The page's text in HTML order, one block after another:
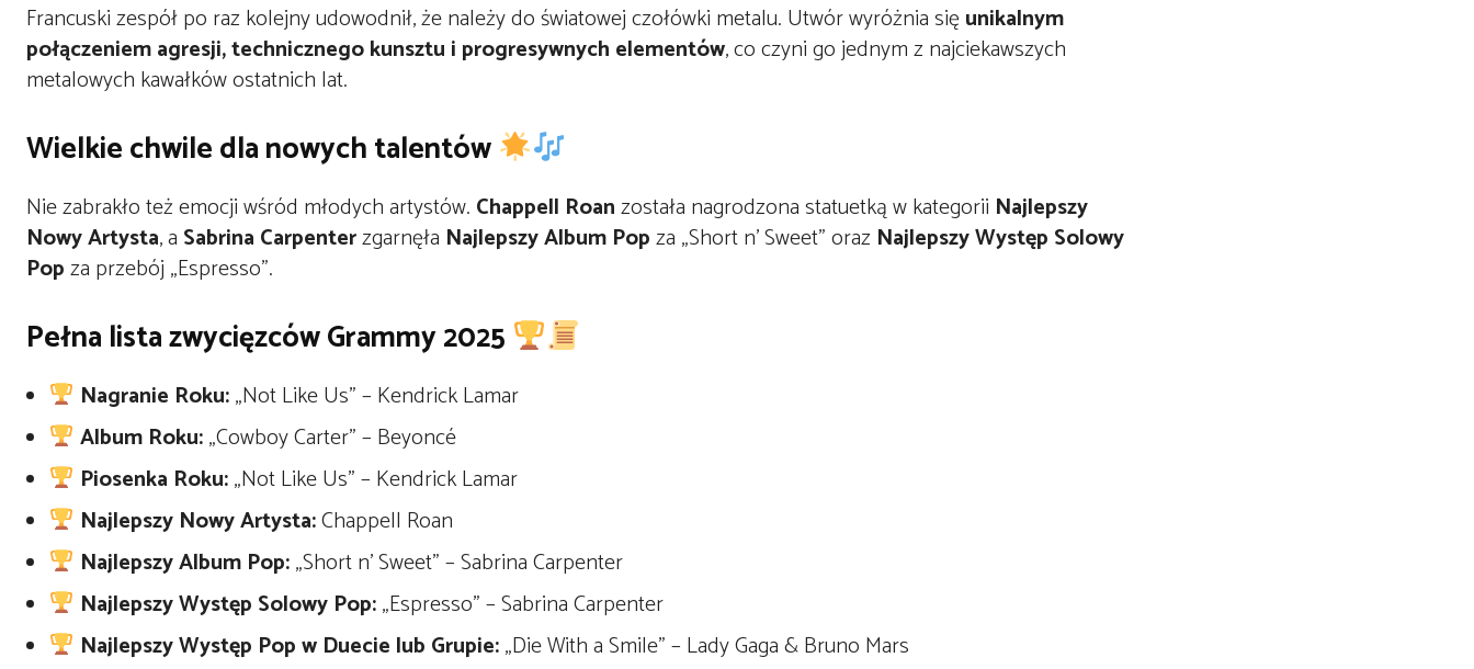
Francuski zespół po raz kolejny udowodnił, że należy do światowej czołówki metalu. Utwór wyróżnia się unikalnym
połączeniem agresji, technicznego kunsztu i progresywnych elementów, co czyni go jednym z najciekawszych
metalowych kawałków ostatnich lat.
Wielkie chwile dla nowych talentów
Nie zabrakło też emocji wśród młodych artystów. Chappell Roanzostała nagrodzona statuetką w kategorii Najlepszy
Nowy Artysta, a Sabrina Carpenterzgarnęła Najlepszy Album Popza „Short n’ Sweet” oraz Najlepszy Występ Solowy
Popza przebój „Espresso”.
Pełna lista zwycięzców Grammy 2025
Nagranie Roku:„Not Like Us” – Kendrick Lamar
Album Roku:„Cowboy Carter” – Beyoncé
Piosenka Roku:„Not Like Us” – Kendrick Lamar
Najlepszy Nowy Artysta:Chappell Roan
Najlepszy Album Pop:„Short n’ Sweet” – Sabrina Carpenter
Najlepszy Występ Solowy Pop:„Espresso” – Sabrina Carpenter
Najlepszy Występ Pop w Duecie lub Grupie:„Die With a Smile” – Lady Gaga & Bruno Mars